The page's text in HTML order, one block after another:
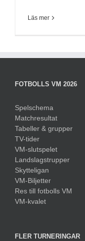
Läs mer
FOTBOLLS VM 2026
Spelschema
Matchresultat
Tabeller & grupper
TV-tider
VM-slutspelet
Landslagstrupper
Skytteligan
VM-Biljetter
Res till fotbolls VM
VM-kvalet
FLER TURNERINGAR